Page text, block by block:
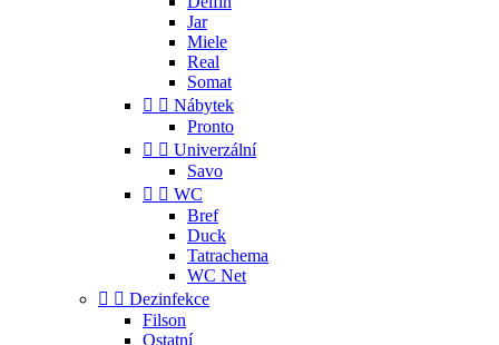
Jar
Miele
Real
Somat
  Nábytek
Pronto
  Univerzální
Savo
  WC
Bref
Duck
Tatrachema
WC Net
  Dezinfekce
Filson
Ostatní